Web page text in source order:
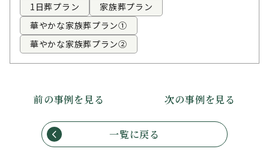
1日葬プラン
家族葬プラン
華やかな家族葬プラン①
華やかな家族葬プラン②
前の事例を見る
一覧に戻る
次の事例を見る